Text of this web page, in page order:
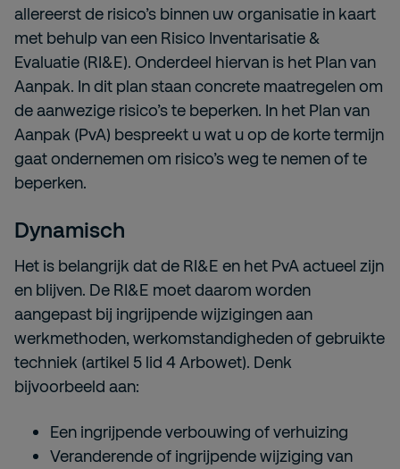
allereerst de risico’s binnen uw organisatie in kaart
met behulp van een Risico Inventarisatie &
Evaluatie (RI&E). Onderdeel hiervan is het Plan van
Aanpak. In dit plan staan concrete maatregelen om
de aanwezige risico’s te beperken. In het Plan van
Aanpak (PvA) bespreekt u wat u op de korte termijn
gaat ondernemen om risico’s weg te nemen of te
beperken.
Dynamisch
Het is belangrijk dat de RI&E en het PvA actueel zijn
en blijven. De RI&E moet daarom worden
aangepast bij ingrijpende wijzigingen aan
werkmethoden, werkomstandigheden of gebruikte
techniek (artikel 5 lid 4 Arbowet). Denk
bijvoorbeeld aan:
Een ingrijpende verbouwing of verhuizing
Veranderende of ingrijpende wijziging van